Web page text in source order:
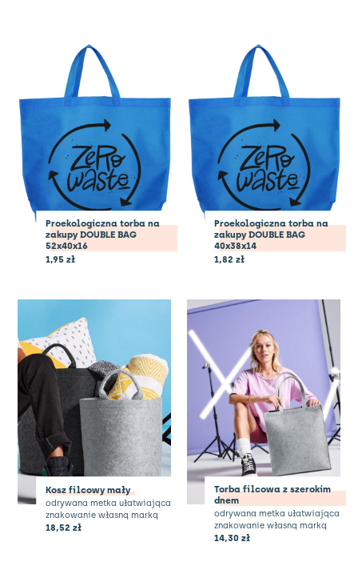
Proekologiczna torba na
zakupy DOUBLE BAG
52x40x16
1,95 zł
Proekologiczna torba na
zakupy DOUBLE BAG
40x38x14
1,82zł
Kosz filcowy mały
odrywana metka ułatwiająca
znakowanie własną marką
18,52 zł
Torba filcowa z szerokim
dnem
odrywana metka ułatwiająca
znakowanie własną marką
14,30zł